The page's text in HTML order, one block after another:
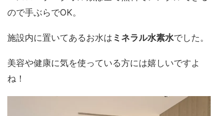
ので手ぶらでOK。
施設内に置いてあるお水は ミネラル水素水でした。
美容や健康に気を使っている方には嬉しいですよ
ね！